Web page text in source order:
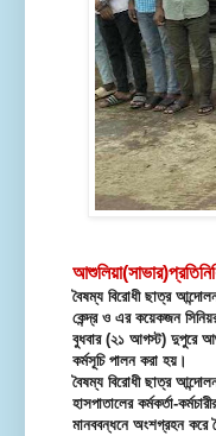
বৈষম্য বিরোধী ছাত্র
কেন্দ্র ও এর কয়েকজন
বুধবার (২১ আগস্ট) দুপুরে
কর্মসূচি পালন করা হয়।
বৈষম্য বিরোধী ছাত্র
হাসপাতালের কর্মকর্তা-
মানববন্ধনে অংশগ্রহন করে